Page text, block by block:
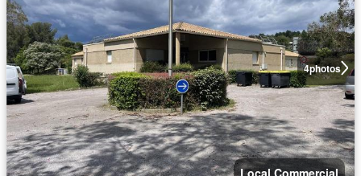
4photos
Local Commercial